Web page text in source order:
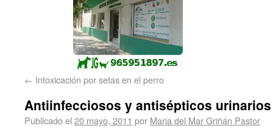
← Intoxicación por setas en el perro
Antiinfecciosos y antisépticos urinarios
Publicado el 20 mayo, 2011 por Maria del Mar Griñán Pastor